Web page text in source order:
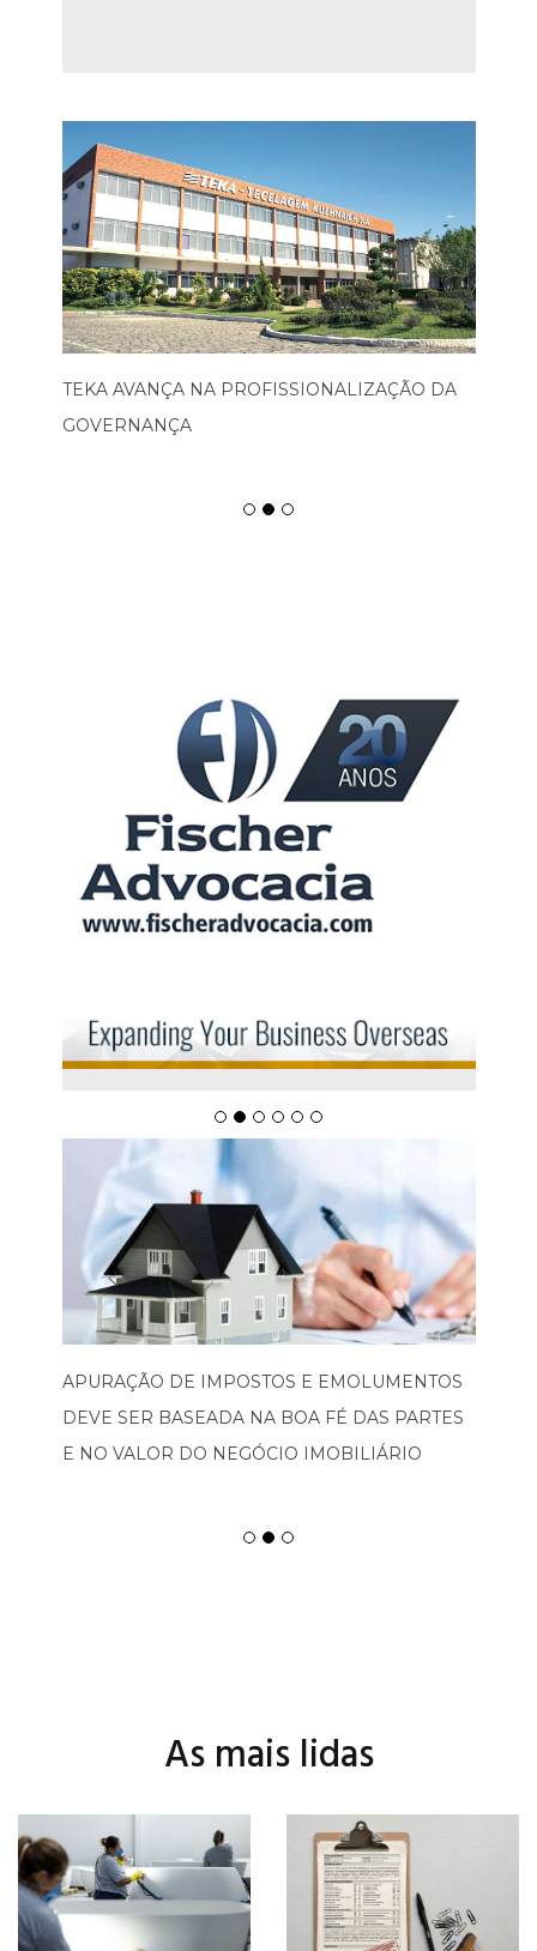
TEKA AVANÇA NA PROFISSIONALIZAÇÃO DA
GOVERNANÇA
APURAÇÃO DE IMPOSTOS E EMOLUMENTOS
DEVE SER BASEADA NA BOA FÉ DAS PARTES
E NO VALOR DO NEGÓCIO IMOBILIÁRIO
As mais lidas